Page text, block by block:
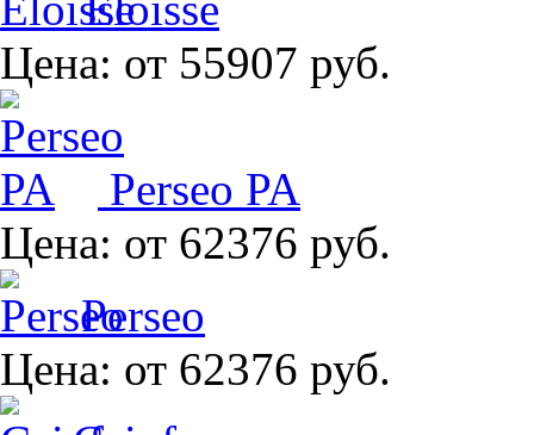
Цена: от 55907 руб.
Perseo PA
Цена: от 62376 руб.
Perseo
Цена: от 62376 руб.